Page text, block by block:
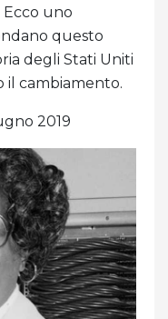
uno
questo
degli Stati Uniti
il cambiamento.
2019